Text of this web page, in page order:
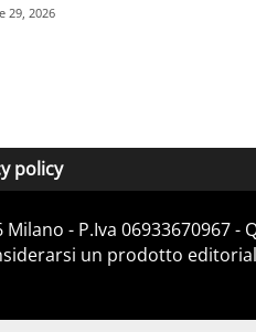
29, 2026
policy
- P.Iva 06933670967 -
un prodotto